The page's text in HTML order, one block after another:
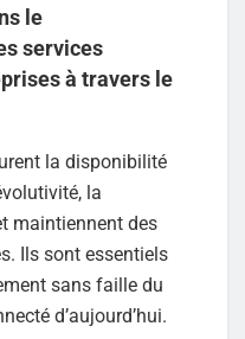
le
services
à travers le
la disponibilité
la
maintiennent des
Ils sont essentiels
sans faille du
d’aujourd’hui.